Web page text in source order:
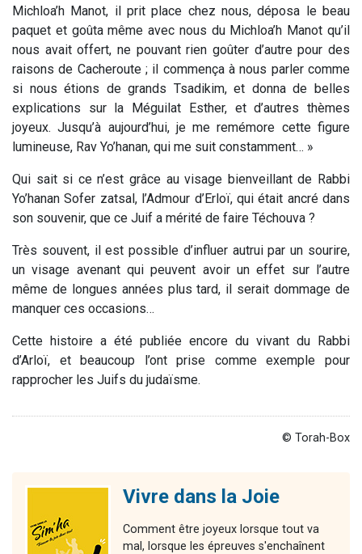
Michloa’h Manot, il prit place chez nous, déposa le beau
paquet et goûta même avec nous du Michloa’h Manot qu’il
nous avait offert, ne pouvant rien goûter d’autre pour des
raisons de Cacheroute ; il commença à nous parler comme
si nous étions de grands Tsadikim, et donna de belles
explications sur la Méguilat Esther, et d’autres thèmes
joyeux. Jusqu’à aujourd’hui, je me remémore cette figure
lumineuse, Rav Yo’hanan, qui me suit constamment… »
Qui sait si ce n’est grâce au visage bienveillant de Rabbi
Yo’hanan Sofer zatsal, l’Admour d’Erloï, qui était ancré dans
son souvenir, que ce Juif a mérité de faire Téchouva ?
Très souvent, il est possible d’influer autrui par un sourire,
un visage avenant qui peuvent avoir un effet sur l’autre
même de longues années plus tard, il serait dommage de
manquer ces occasions…
Cette histoire a été publiée encore du vivant du Rabbi
d’Arloï, et beaucoup l’ont prise comme exemple pour
rapprocher les Juifs du judaïsme.
© Torah-Box
Vivre dans la Joie
Comment être joyeux lorsque tout va
mal, lorsque les épreuves s'enchaînent